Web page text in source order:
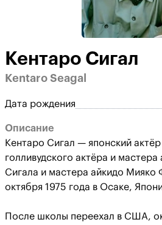
Кентаро Сигал
Kentaro Seagal
Дата рождения
Описание
Кентаро Сигал — японский
голливудского актёра и мастера
Сигала и мастера айкидо Мияко
октября 1975 года в Осаке,
После школы переехал в США,